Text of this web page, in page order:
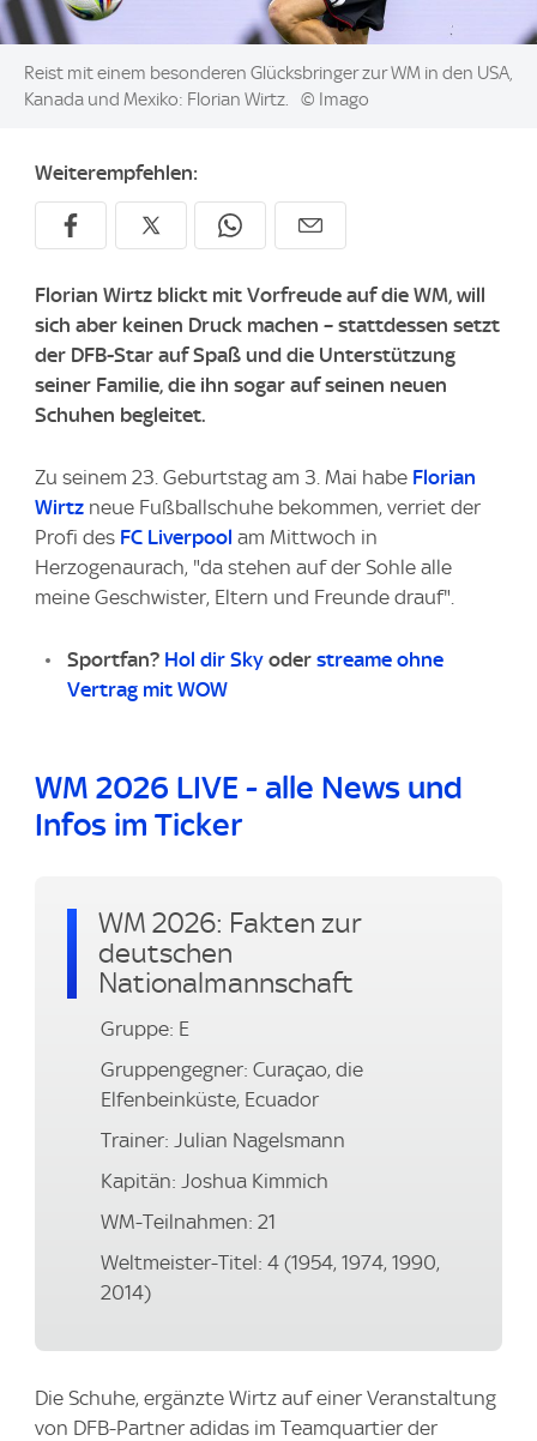
Image:
Reist mit einem besonderen Glücksbringer zur WM in den USA,
Kanada und Mexiko: Florian Wirtz.
© Imago
Weiterempfehlen:
Florian Wirtz blickt mit Vorfreude auf die WM, will
sich aber keinen Druck machen – stattdessen setzt
der DFB-Star auf Spaß und die Unterstützung
seiner Familie, die ihn sogar auf seinen neuen
Schuhen begleitet.
Zu seinem 23. Geburtstag am 3. Mai habe Florian
Wirtz neue Fußballschuhe bekommen, verriet der
Profi des FC Liverpool am Mittwoch in
Herzogenaurach, "da stehen auf der Sohle alle
meine Geschwister, Eltern und Freunde drauf".
Sportfan? Hol dir Sky oder streame ohne
Vertrag mit WOW
WM 2026 LIVE - alle News und
Infos im Ticker
WM 2026: Fakten zur
deutschen
Nationalmannschaft
Gruppe: E
Gruppengegner: Curaçao, die
Elfenbeinküste, Ecuador
Trainer: Julian Nagelsmann
Kapitän: Joshua Kimmich
WM-Teilnahmen: 21
Weltmeister-Titel: 4 (1954, 1974, 1990,
2014)
Die Schuhe, ergänzte Wirtz auf einer Veranstaltung
von DFB-Partner adidas im Teamquartier der